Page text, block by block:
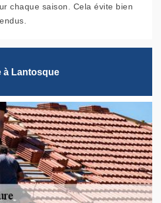
chaque saison. Cela évite bien
à Lantosque